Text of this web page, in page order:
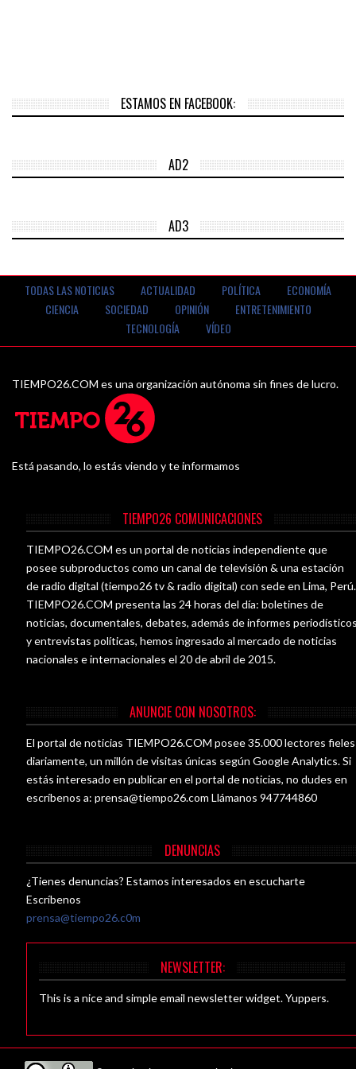
ESTAMOS EN FACEBOOK:
AD2
AD3
TODAS LAS NOTICIAS ACTUALIDAD POLÍTICA
ECONOMÍA
CIENCIA
SOCIEDAD OPINIÓN
ENTRETENIMIENTO
TECNOLOGÍA
VÍDEO
TIEMPO26.COM es una organización autónoma sin fines de lucro.
Está pasando, lo estás viendo y te informamos
TIEMPO26 COMUNICACIONES
TIEMPO26.COM es un portal de noticias independiente que
posee subproductos como un canal de televisión & una estación
de radio digital (tiempo26 tv & radio digital) con sede en Lima, Perú.
TIEMPO26.COM presenta las 24 horas del día: boletines de
noticias, documentales, debates, además de informes
y entrevistas políticas, hemos ingresado al mercado de noticias
nacionales e internacionales el 20 de abril de 2015.
ANUNCIE CON NOSOTROS:
El portal de noticias TIEMPO26.COM posee 35.000 lectores fieles
diariamente, un millón de visitas únicas según Google Analytics. Si
estás interesado en publicar en el portal de noticias, no dudes en
escríbenos a:prensa@tiempo26.com Llámanos 947744860
DENUNCIAS
¿Tienes denuncias? Estamos interesados en escucharte
Escríbenos
prensa@tiempo26.c0m
NEWSLETTER:
This is a nice and simple email newsletter widget. Yuppers.